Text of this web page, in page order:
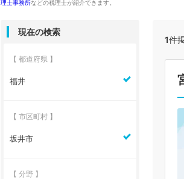
理士事務所などの税理士が紹介できます。
1件
現在の検索
【 都道府県 】
福井
【 市区町村 】
坂井市
【 分野 】